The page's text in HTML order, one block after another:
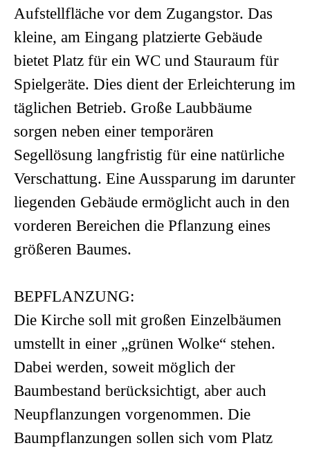
Aufstellfläche vor dem Zugangstor. Das
kleine, am Eingang platzierte Gebäude
bietet Platz für ein WC und Stauraum für
Spielgeräte. Dies dient der Erleichterung im
täglichen Betrieb. Große Laubbäume
sorgen neben einer temporären
Segellösung langfristig für eine natürliche
Verschattung. Eine Aussparung im darunter
liegenden Gebäude ermöglicht auch in den
vorderen Bereichen die Pflanzung eines
größeren Baumes.
BEPFLANZUNG:
Die Kirche soll mit großen Einzelbäumen
umstellt in einer „grünen Wolke“ stehen.
Dabei werden, soweit möglich der
Baumbestand berücksichtigt, aber auch
Neupflanzungen vorgenommen. Die
Baumpflanzungen sollen sich vom Platz